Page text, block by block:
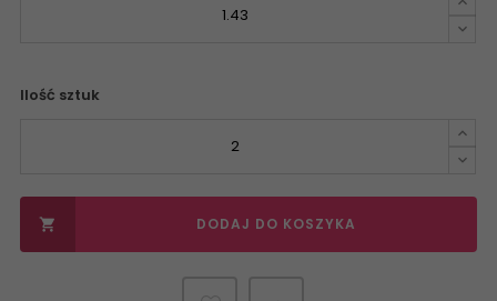
Ilość sztuk
 DODAJ DO KOSZYKA